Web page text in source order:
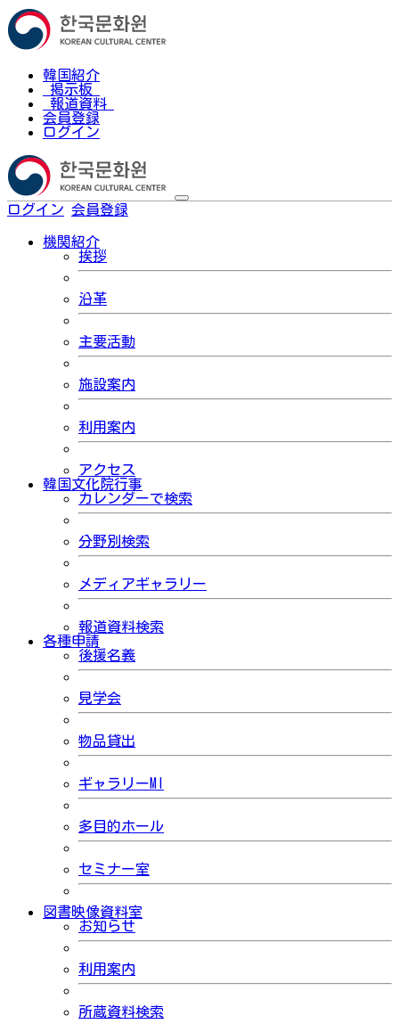
韓国紹介
掲示板
報道資料
会員登録
ログイン
ログイン 会員登録
機関紹介
挨拶
沿革
主要活動
施設案内
利用案内
アクセス
韓国文化院行事
カレンダーで検索
分野別検索
メディアギャラリー
報道資料検索
各種申請
後援名義
見学会
物品貸出
ギャラリーMI
多目的ホール
セミナー室
図書映像資料室
お知らせ
利用案内
所蔵資料検索